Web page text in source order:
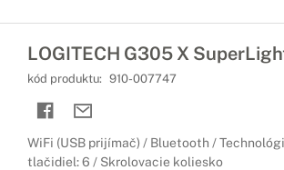
LOGITECH G305 X
kód produktu: 910-007747
WiFi (USB prijímač) / Bluetooth /
tlačidiel: 6 / Skrolovacie koliesko